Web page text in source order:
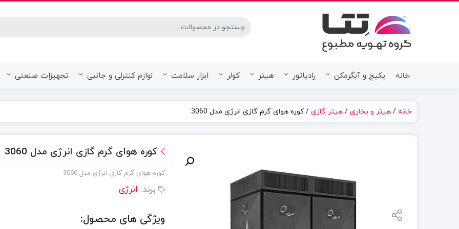
page. Touch device users, explore by touch or with swipe gestures.
خانه پکیج و آبگرمکن رادیاتور هیتر کولر ابزار سلامت لوازم کنترلی و جانبی تجهیزات صنعتی
خانه / هیتر و بخاری / هیتر گازی / کوره هوای گرم گازی انرژی مدل 3060
کوره هوای گرم گازی انرژی مدل 3060
کوره هوای گرم گازی انرژی مدل 3060
برند: انرژی
ویژگی های محصول: